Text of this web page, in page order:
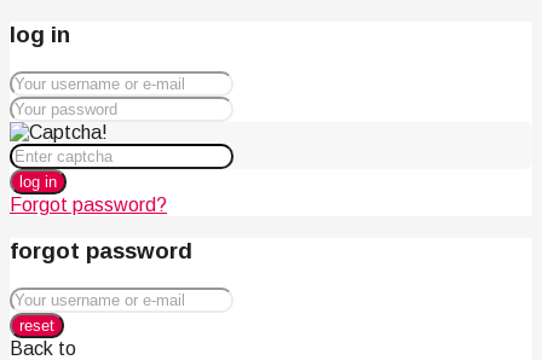
log in
log in
Forgot password?
forgot password
reset
Back to